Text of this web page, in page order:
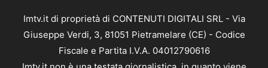
Imtv.it di proprietà di CONTENUTI DIGITALI SRL - Via
Giuseppe Verdi, 3, 81051 Pietramelare (CE) - Codice
Fiscale e Partita I.V.A. 04012790616